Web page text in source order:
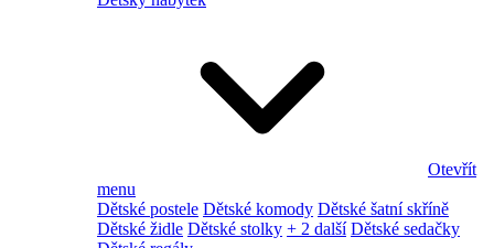
Otevřít
menu
Dětské postele Dětské komody Dětské šatní skříně
Dětské židle Dětské stolky + 2 další Dětské sedačky